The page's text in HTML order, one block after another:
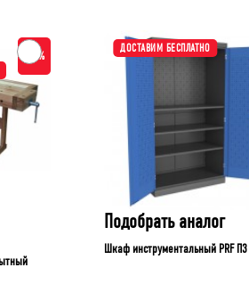
-15%
ДОСТАВИМ БЕСПЛАТНО
Подобрать аналог
Шкаф инструментальный PRF П3